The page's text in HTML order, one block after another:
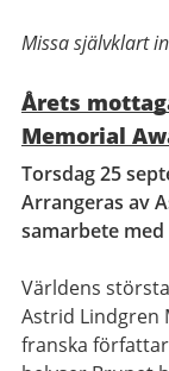
Missa självklart
Årets
Memorial
Torsdag 25
Arrangeras av
samarbete
Världens
Astrid Lindgren
franska